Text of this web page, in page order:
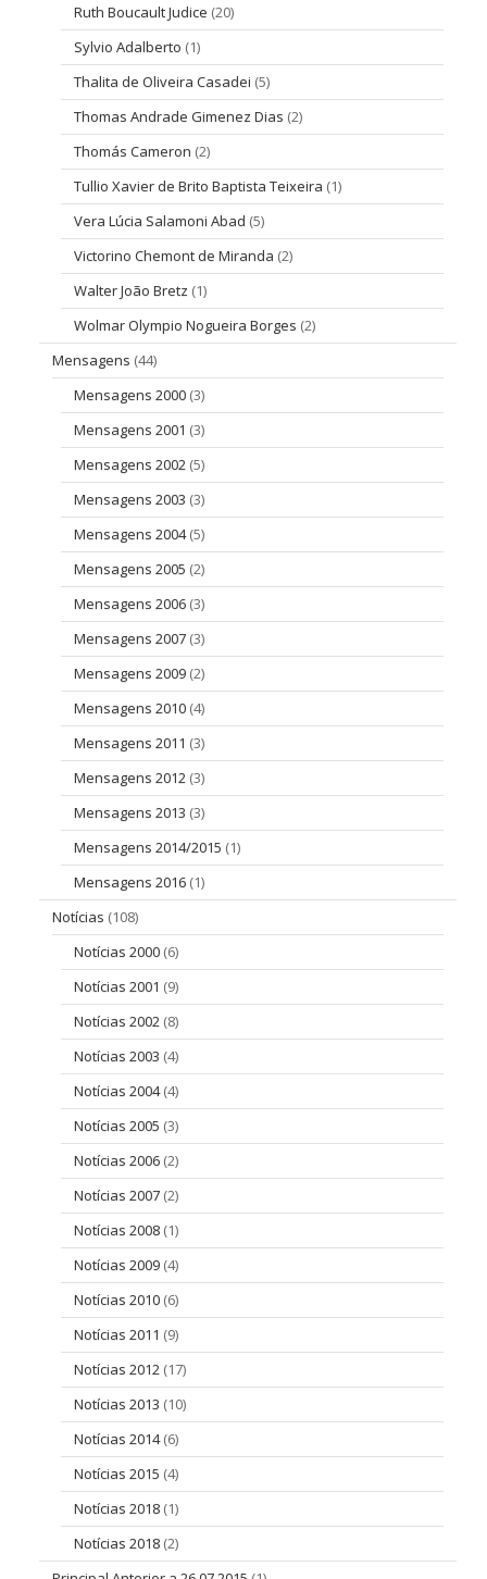
Ruth Boucault Judice (20)
Sylvio Adalberto (1)
Thalita de Oliveira Casadei (5)
Thomas Andrade Gimenez Dias (2)
Thomás Cameron (2)
Tullio Xavier de Brito Baptista Teixeira (1)
Vera Lúcia Salamoni Abad (5)
Victorino Chemont de Miranda (2)
Walter João Bretz (1)
Wolmar Olympio Nogueira Borges (2)
Mensagens (44)
Mensagens 2000 (3)
Mensagens 2001 (3)
Mensagens 2002 (5)
Mensagens 2003 (3)
Mensagens 2004(5)
Mensagens 2005 (2)
Mensagens 2006 (3)
Mensagens 2007 (3)
Mensagens 2009 (2)
Mensagens 2010 (4)
Mensagens 2011 (3)
Mensagens 2012 (3)
Mensagens 2013 (3)
Mensagens 2014/2015 (1)
Mensagens 2016 (1)
Notícias (108)
Notícias 2000 (6)
Notícias 2001 (9)
Notícias 2002 (8)
Notícias 2003 (4)
Notícias 2004(4)
Notícias 2005 (3)
Notícias 2006 (2)
Notícias 2007 (2)
Notícias 2008 (1)
Notícias 2009 (4)
Notícias 2010 (6)
Notícias 2011 (9)
Notícias 2012 (17)
Notícias 2013 (10)
Notícias 2014(6)
Notícias 2015 (4)
Notícias 2018 (1)
Notícias 2018 (2)